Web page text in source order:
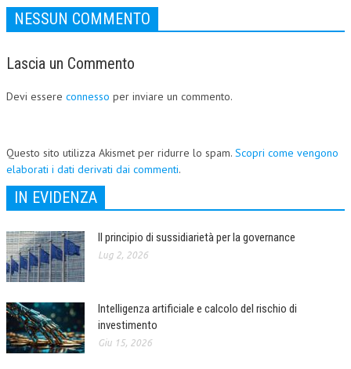
NESSUN COMMENTO
Lascia un Commento
Devi essere connesso per inviare un commento.
Questo sito utilizza Akismet per ridurre lo spam. Scopri come vengono
elaborati i dati derivati dai commenti.
IN EVIDENZA
Il principio di sussidiarietà per la governance
Lug 2, 2026
Intelligenza artificiale e calcolo del rischio di
investimento
Giu 15, 2026